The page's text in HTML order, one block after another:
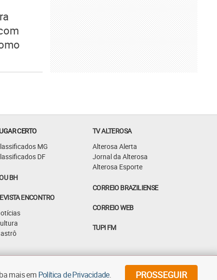
CERTO
MG
DF
BH
ENCONTRO
TV ALTEROSA
Alterosa Alerta
Jornal da Alterosa
Alterosa Esporte
CORREIO BRAZILIENSE
CORREIO WEB
TUPI FM
© 2026Diários Associados - Todos os direitos reservados
mais em Política de Privacidade. PROSSEGUIR